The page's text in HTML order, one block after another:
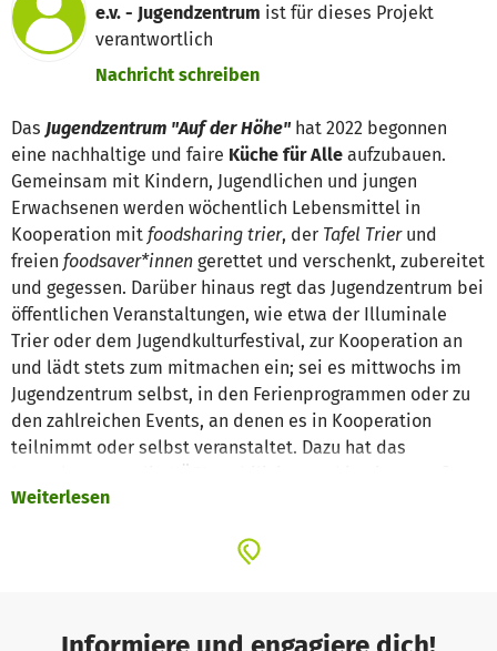
e.v. - Jugendzentrum ist für dieses Projekt
verantwortlich
Nachricht schreiben
Das Jugendzentrum "Auf der Höhe" hat 2022 begonnen
eine nachhaltige und faire Küche für Alle aufzubauen.
Gemeinsam mit Kindern, Jugendlichen und jungen
Erwachsenen werden wöchentlich Lebensmittel in
Kooperation mit foodsharing trier, der Tafel Trierund
freien foodsaver*innen gerettet und verschenkt, zubereitet
und gegessen. Darüber hinaus regt das Jugendzentrum bei
öffentlichen Veranstaltungen, wie etwa der Illuminale
Trier oder dem Jugendkulturfestival, zur Kooperation an
und lädt stets zum mitmachen ein; sei es mittwochs im
Jugendzentrum selbst, in den Ferienprogrammen oder zu
den zahlreichen Events, an denen es in Kooperation
teilnimmt oder selbst veranstaltet. Dazu hat das
Anhänger untergebracht und kann somit fast überall
zum Lebensmittel retten und gemeinsamen essen
100 Menschen können gleichzeitig essen.
Weiterlesen